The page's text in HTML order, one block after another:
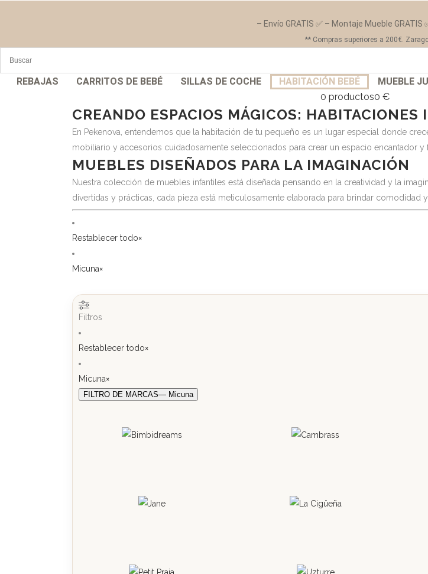
– Envío GRATIS ✅ – Montaje Mueble GRATIS
** Compras superiores a 200€.
REBAJAS CARRITOS DE BEBÉ SILLAS DE COCHE HABITACIÓN BEBÉ MUEBLE
0 productos0 €
CREANDO ESPACIOS MÁGICOS:
En Pekenova, entendemos que la habitación de tu pequeño es un lugar especial donde
mobiliario y accesorios cuidadosamente seleccionados para crear un espacio encantador y
MUEBLES DISEÑADOS PARA LA IMAGINACIÓN
Nuestra colección de muebles infantiles está diseñada pensando en la creatividad y la
divertidas y prácticas, cada pieza está meticulosamente elaborada para brindar comodidad
Restablecer todo×
Micuna×
Filtros
Restablecer todo×
Micuna×
FILTRO DE MARCAS— Micuna